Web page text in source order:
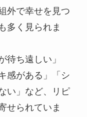
外で幸せを見つ
多く見られま
待ち遠しい」
感がある」「シ
い」など、リピ
せられていま